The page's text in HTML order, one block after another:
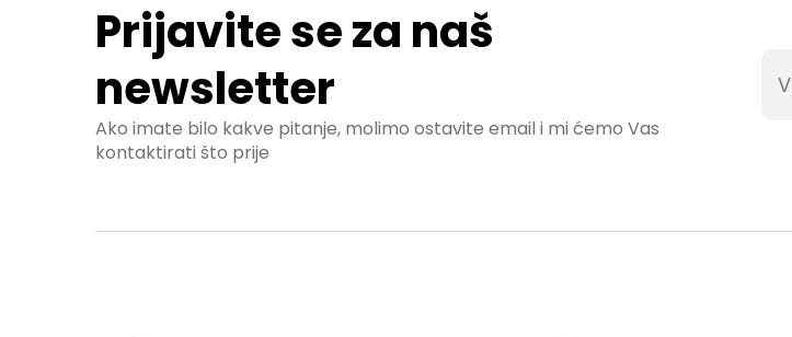
Prijavite se za naš
newsletter
Ako imate bilo kakve pitanje, molimo ostavite email i mi ćemo Vas
kontaktirati što prije